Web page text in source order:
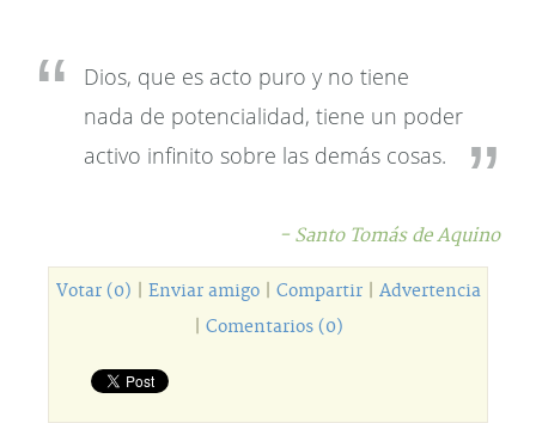
Dios, que es acto puro y no tiene
nada de potencialidad, tiene un poder
activo infinito sobre las demás cosas.
- Santo Tomás de Aquino
Votar (0) Enviar amigo| Compartir| Advertencia
Comentarios (0)